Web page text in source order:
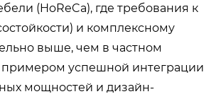
(HoReCa), где требования к
и комплексному
выше, чем в частном
примером успешной интеграции
мощностей и дизайн-